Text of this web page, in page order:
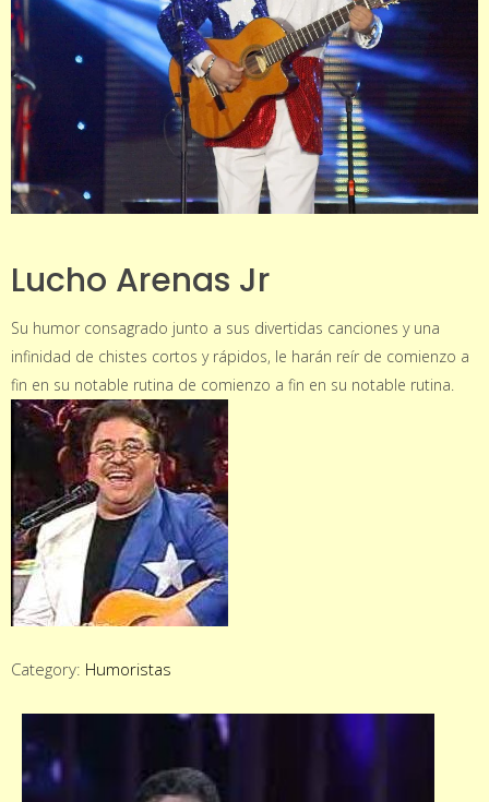
Lucho Arenas Jr
Su humor consagrado junto a sus divertidas canciones y una
infinidad de chistes cortos y rápidos, le harán reír de comienzo a
fin en su notable rutina de comienzo a fin en su notable rutina.
Category: Humoristas